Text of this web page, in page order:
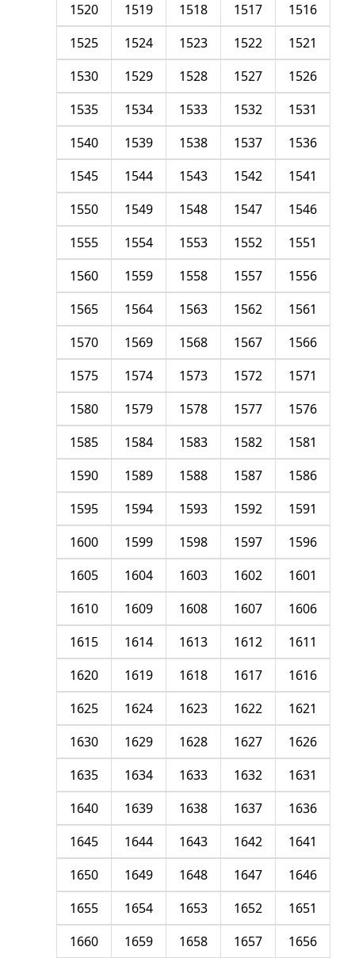
1516
1517
1518
1519
1520
1521
1522
1523
1524
1525
1526
1527
1528
1529
1530
1531
1532
1533
1534
1535
1536
1537
1538
1539
1540
1541
1542
1543
1544
1545
1546
1547
1548
1549
1550
1551
1552
1553
1554
1555
1556
1557
1558
1559
1560
1561
1562
1563
1564
1565
1566
1567
1568
1569
1570
1571
1572
1573
1574
1575
1576
1577
1578
1579
1580
1581
1582
1583
1584
1585
1586
1587
1588
1589
1590
1591
1592
1593
1594
1595
1596
1597
1598
1599
1600
1601
1602
1603
1604
1605
1606
1607
1608
1609
1610
1611
1612
1613
1614
1615
1616
1617
1618
1619
1620
1621
1622
1623
1624
1625
1626
1627
1628
1629
1630
1631
1632
1633
1634
1635
1636
1637
1638
1639
1640
1641
1642
1643
1644
1645
1646
1647
1648
1649
1650
1651
1652
1653
1654
1655
1656
1657
1658
1659
1660